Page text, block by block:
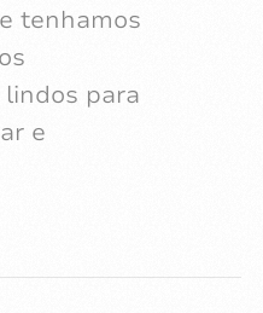
tenhamos
para
e